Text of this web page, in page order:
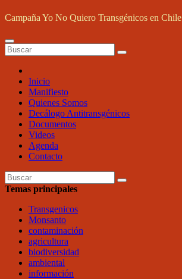
Campaña Yo No Quiero Transgénicos en Chile
Inicio
Manifiesto
Quienes Somos
Decálogo Antitransgénicos
Documentos
Videos
Agenda
Contacto
Temas principales
Transgenicos
Monsanto
contaminación
agricultura
biodiversidad
ambiental
información